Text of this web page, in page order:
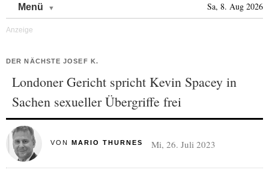
Menü Sa, 8. Aug 2026
DER NÄCHSTE JOSEF K.
Londoner Gericht spricht Kevin Spacey in
Sachen sexueller Übergriffe frei
VON MARIO THURNES Mi, 26. Juli 2023